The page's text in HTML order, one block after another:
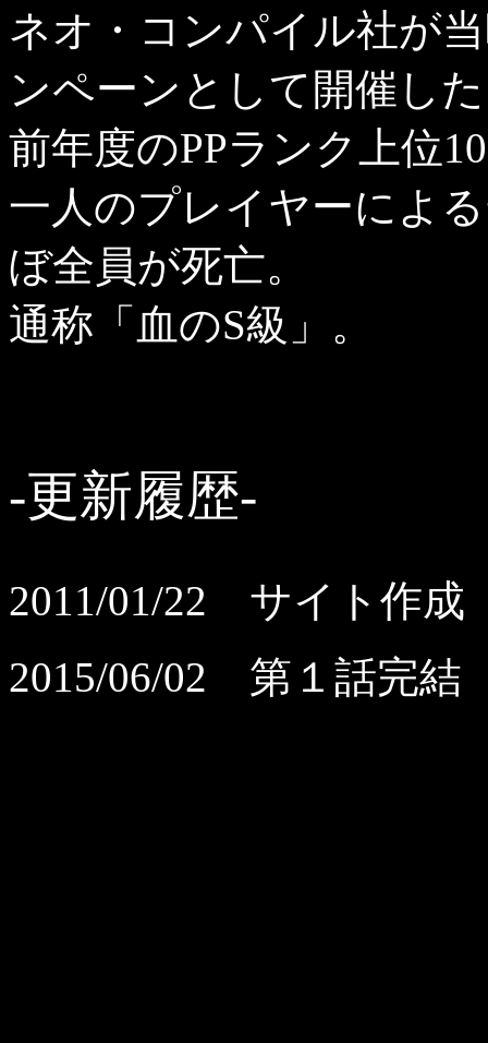
ネオ・コンパイル社が
ンペーンとして開催し
前年度のPPランク上位
一人のプレイヤーによ
ぼ全員が死亡。
通称「血のS級」。
-更新履歴-
2011/01/22 サイト作成
2015/06/02 第１話完結